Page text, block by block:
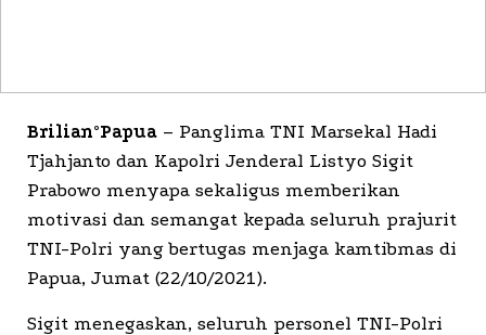
Brilian°Papua – Panglima TNI Marsekal Hadi
Tjahjanto dan Kapolri Jenderal Listyo Sigit
Prabowo menyapa sekaligus memberikan
motivasi dan semangat kepada seluruh prajurit
TNI-Polri yang bertugas menjaga kamtibmas di
Papua, Jumat (22/10/2021).
Sigit menegaskan, seluruh personel TNI-Polri